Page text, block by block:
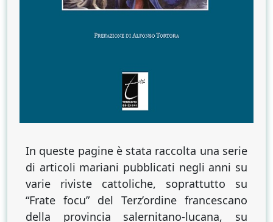
In queste pagine è stata raccolta una serie
di articoli mariani pubblicati negli anni su
varie riviste cattoliche, soprattutto su
“Frate focu” del Terz’ordine francescano
della provincia salernitano-lucana, su